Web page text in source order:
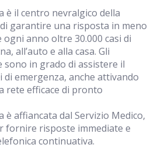
è il centro nevralgico della
garantire una risposta in meno
anno oltre 30.000 casi di
all’auto e alla casa. Gli
in grado di assistere il
di emergenza, anche attivando
rete efficace di pronto
è affiancata dal Servizio Medico,
fornire risposte immediate e
continuativa.